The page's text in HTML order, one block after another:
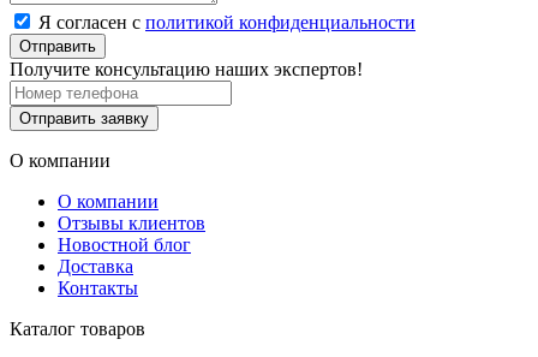
Я согласен с политикой конфиденциальности
Отправить
Получите консультацию наших экспертов!
Отправить заявку
О компании
О компании
Отзывы клиентов
Новостной блог
Доставка
Контакты
Каталог товаров